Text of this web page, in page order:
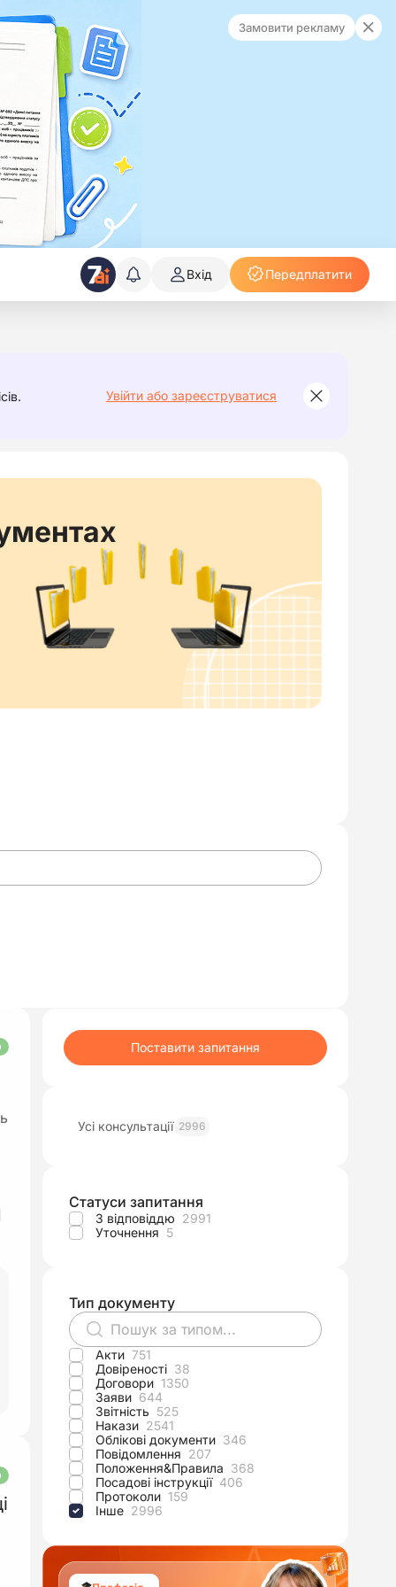
Замовити рекламу
Вхід Передплатити
Увійти або зареєструватися
Поставити запитання
Усі консультації 2996
Статуси запитання
З відповіддю 2991
Уточнення 5
Тип документу
Акти 751
Довіреності 38
Договори 1350
Заяви 644
Звітність 525
Накази 2541
Облікові документи 346
Повідомлення 207
Положення&Правила 368
Посадові інструкції 406
Протоколи 159
Інше 2996